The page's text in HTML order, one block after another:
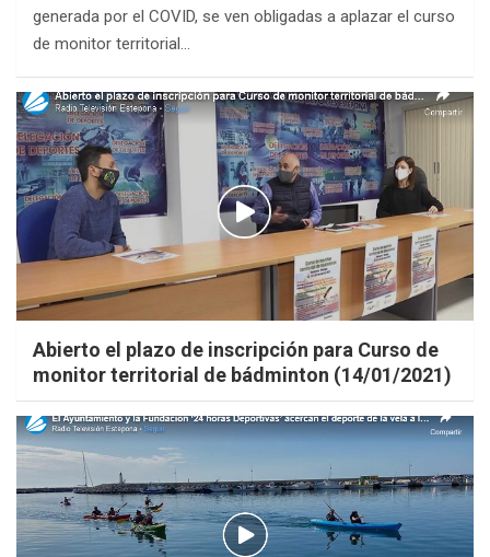
generada por el COVID, se ven obligadas a aplazar el curso
de monitor territorial…
Abierto el plazo de inscripción para Curso de
monitor territorial de bádminton (14/01/2021)